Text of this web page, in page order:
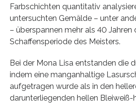
Farbschichten quantitativ
untersuchten Gemälde – unter
– überspannen mehr als 40 Jahren
Schaffensperiode des Meisters.
Bei der Mona Lisa entstanden die
indem eine manganhaltige
aufgetragen wurde als in den
darunterliegenden hellen Bleiweiß-